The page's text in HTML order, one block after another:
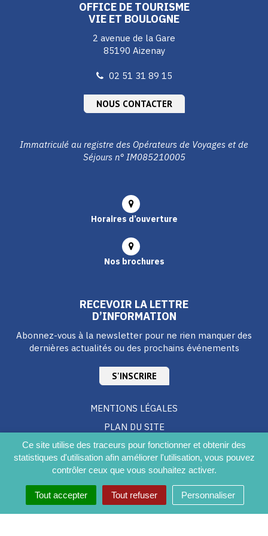
Ce site utilise des traceurs pour fonctionner et obtenir des
statistiques d'utilisation afin améliorer l'utilisation, vous pouvez
contrôler ceux que vous souhaitez activer.
Tout accepter Tout refuser Personnaliser
OFFICE DE TOURISME
VIE ET BOULOGNE
2 avenue de la Gare
85190 Aizenay
02 51 31 89 15
NOUS CONTACTER
Immatriculé au registre des Opérateurs de Voyages et de
Séjours n° IM085210005
Horaires d’ouverture
Nos brochures
RECEVOIR LA LETTRE
D’INFORMATION
Abonnez-vous à la newsletter pour ne rien manquer des
dernières actualités ou des prochains événements
S'INSCRIRE
MENTIONS LÉGALES
PLAN DU SITE
CRÉDITS
ACCESSIBILITÉ DU SITE